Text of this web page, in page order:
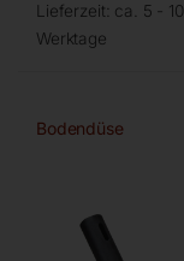
Lieferzeit: ca. 5 - 10
Werktage
Bodendüse